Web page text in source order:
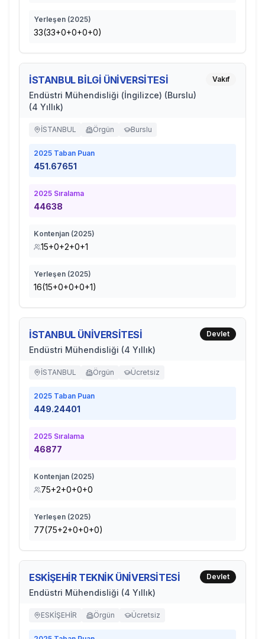
Yerleşen (2025)
33(33+0+0+0+0)
İSTANBUL BİLGİ ÜNİVERSİTESİ
Endüstri Mühendisliği (İngilizce) (Burslu)
(4 Yıllık)
Vakıf
İSTANBUL Örgün Burslu
2025 Taban Puan
451.67651
2025 Sıralama
44638
Kontenjan (2025)
15+0+2+0+1
Yerleşen (2025)
16(15+0+0+0+1)
İSTANBUL ÜNİVERSİTESİ
Endüstri Mühendisliği (4 Yıllık)
Devlet
İSTANBUL Örgün Ücretsiz
2025 Taban Puan
449.24401
2025 Sıralama
46877
Kontenjan (2025)
75+2+0+0+0
Yerleşen (2025)
77(75+2+0+0+0)
ESKİŞEHİR TEKNİK ÜNİVERSİTESİ
Endüstri Mühendisliği (4 Yıllık)
Devlet
ESKİŞEHİR Örgün Ücretsiz